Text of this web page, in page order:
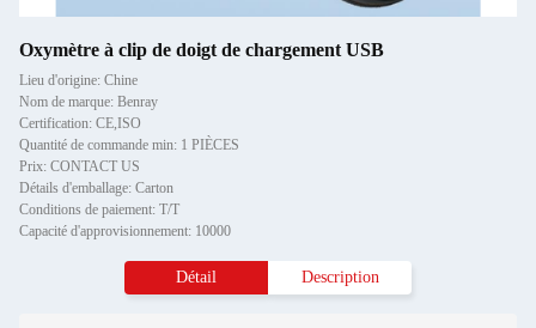
Oxymètre à clip de doigt de chargement USB
Lieu d'origine: Chine
Nom de marque: Benray
Certification: CE,ISO
Quantité de commande min: 1 PIÈCES
Prix: CONTACT US
Détails d'emballage: Carton
Conditions de paiement: T/T
Capacité d'approvisionnement: 10000
Détail Description